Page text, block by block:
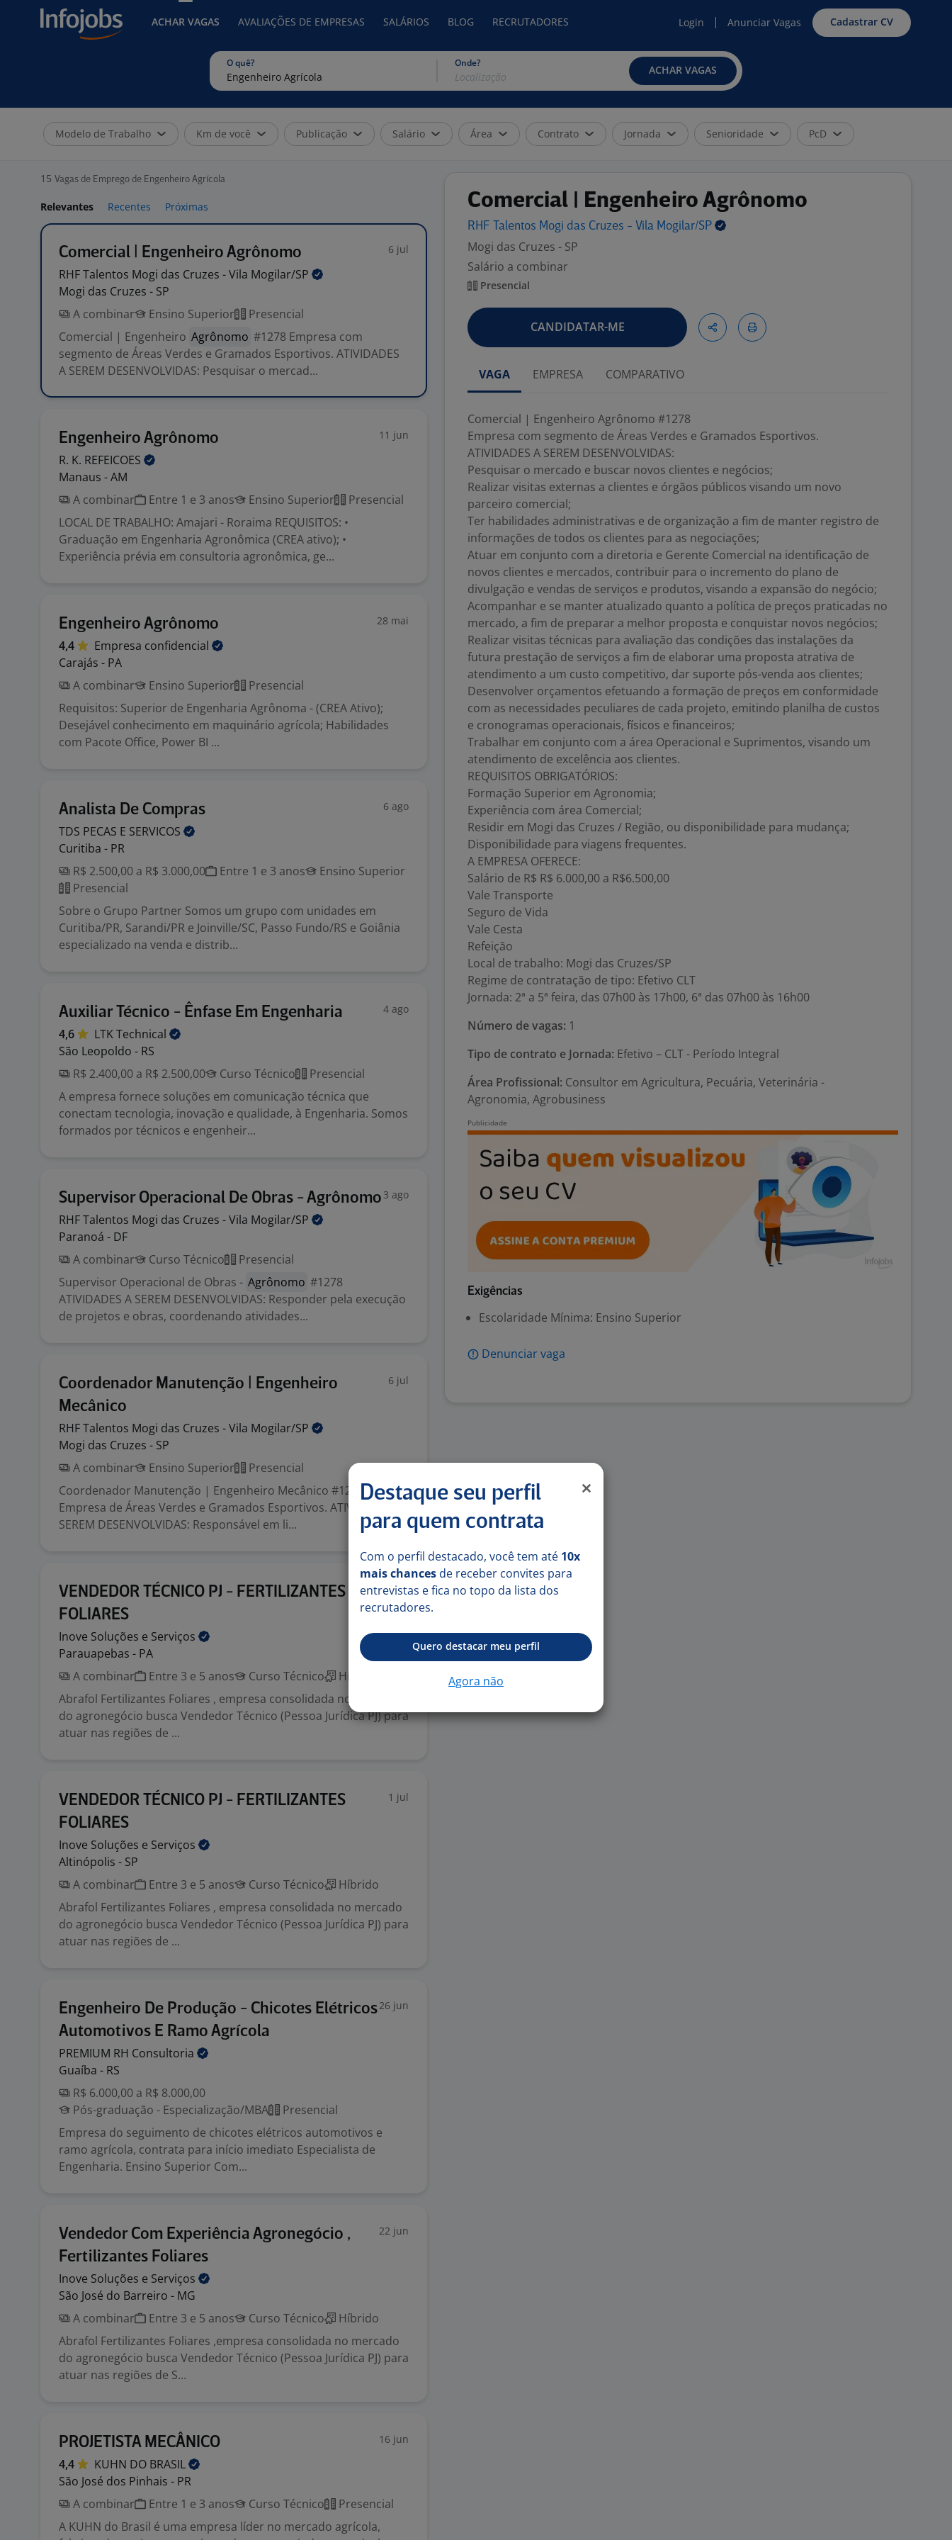
ACHAR VAGAS AVALIAÇÕES DE EMPRESAS SALÁRIOS BLOG RECRUTADORES Login Anunciar Vagas Cadastrar CV
O quê? Onde?
ACHAR VAGAS
Modelo de Trabalho Km de você Publicação Salário Área Contrato Jornada Senioridade PcD
15 Vagas de Emprego de Engenheiro Agrícola
Relevantes Recentes Próximas
Comercial | Engenheiro Agrônomo 6 jul
RHF Talentos Mogi das Cruzes - Vila Mogilar/SP
Mogi das Cruzes - SP
A combinar
Ensino Superior
Presencial
Comercial | Engenheiro Agrônomo #1278 Empresa com
segmento de Áreas Verdes e Gramados Esportivos. ATIVIDADES
A SEREM DESENVOLVIDAS: Pesquisar o mercad...
Engenheiro Agrônomo 11 jun
R. K. REFEICOES
Manaus - AM
A combinar
Entre 1 e 3 anos Ensino Superior
Presencial
LOCAL DE TRABALHO: Amajari - Roraima REQUISITOS: •
Graduação em Engenharia Agronômica (CREA ativo); •
Experiência prévia em consultoria agronômica, ge...
Engenheiro Agrônomo 28 mai
4,4 Empresa confidencial
Carajás - PA
A combinar
Ensino Superior
Presencial
Requisitos: Superior de Engenharia Agrônoma - (CREA Ativo);
Desejável conhecimento em maquinário agrícola; Habilidades
com Pacote Office, Power BI ...
Analista De Compras 6 ago
TDS PECAS E SERVICOS
Curitiba - PR
R$ 2.500,00 a R$ 3.000,00
Entre 1 e 3 anos
Ensino Superior
Presencial
Sobre o Grupo Partner Somos um grupo com unidades em
Curitiba/PR, Sarandi/PR e Joinville/SC, Passo Fundo/RS e Goiânia
especializado na venda e distrib...
Auxiliar Técnico - Ênfase Em Engenharia 4 ago
4,6 LTKTechnical
São Leopoldo - RS
R$ 2.400,00 a R$ 2.500,00
Curso Técnico
Presencial
A empresa fornece soluções em comunicação técnica que
conectam tecnologia, inovação e qualidade, à Engenharia. Somos
formados por técnicos e engenheir...
Supervisor Operacional De Obras - Agrônomo 3 ago
RHF Talentos Mogi das Cruzes - Vila Mogilar/SP
Paranoá - DF
A combinar
Curso Técnico
Presencial
Supervisor Operacional de Obras - Agrônomo #1278
ATIVIDADES A SEREM DESENVOLVIDAS: Responder pela execução
de projetos e obras, coordenando atividades...
Coordenador Manutenção | Engenheiro
Mecânico
6 jul
RHF Talentos Mogi das Cruzes - Vila Mogilar/SP
Mogi das Cruzes - SP
A combinar
Ensino Superior
Presencial
Coordenador Manutenção | Engenheiro Mecânico #1278
Empresa de Áreas Verdes e Gramados Esportivos. ATIVIDADES A
SEREM DESENVOLVIDAS: Responsável em li...
VENDEDOR TÉCNICO PJ - FERTILIZANTES
FOLIARES
1 jul
Inove Soluções e Serviços
Parauapebas - PA
A combinar
Entre 3 e 5 anos Curso Técnico
Híbrido
Abrafol Fertilizantes Foliares , empresa consolidada no mercado
do agronegócio busca Vendedor Técnico (Pessoa Jurídica PJ) para
atuar nas regiões de ...
VENDEDOR TÉCNICO PJ - FERTILIZANTES
FOLIARES
1 jul
Inove Soluções e Serviços
Altinópolis - SP
A combinar
Entre 3 e 5 anos Curso Técnico
Híbrido
Abrafol Fertilizantes Foliares , empresa consolidada no mercado
do agronegócio busca Vendedor Técnico (Pessoa Jurídica PJ) para
atuar nas regiões de ...
Engenheiro De Produção - Chicotes Elétricos
Automotivos E Ramo Agrícola
26 jun
PREMIUM RH Consultoria
Guaíba - RS
R$ 6.000,00 a R$ 8.000,00
Pós-graduação - Especialização/MBA
Presencial
Empresa do seguimento de chicotes elétricos automotivos e
ramo agrícola, contrata para início imediato Especialista de
Engenharia. Ensino Superior Com...
Vendedor Com Experiência Agronegócio ,
Fertilizantes Foliares
22 jun
Inove Soluções e Serviços
São José do Barreiro - MG
A combinar
Entre 3 e 5 anos Curso Técnico
Híbrido
Abrafol Fertilizantes Foliares ,empresa consolidada no mercado
do agronegócio busca Vendedor Técnico (Pessoa Jurídica PJ) para
atuar nas regiões de S...
PROJETISTA MECÂNICO 16 jun
4,4 KUHN DO BRASIL
São José dos Pinhais - PR
A combinar
Entre 1 e 3 anos Curso Técnico
Presencial
A KUHN do Brasil é uma empresa líder no mercado agrícola,
Comercial | Engenheiro Agrônomo
RHF Talentos Mogi das Cruzes - Vila Mogilar/SP
Mogi das Cruzes - SP
Salário a combinar
Presencial
CANDIDATAR-ME
VAGA EMPRESA COMPARATIVO
Comercial | Engenheiro Agrônomo #1278
Empresa com segmento de Áreas Verdes e Gramados Esportivos.
ATIVIDADES A SEREM DESENVOLVIDAS:
Pesquisar o mercado e buscar novos clientes e negócios;
Realizar visitas externas a clientes e órgãos públicos visando um novo
parceiro comercial;
Ter habilidades administrativas e de organização a fim de manter registro de
informações de todos os clientes para as negociações;
Atuar em conjunto com a diretoria e Gerente Comercial na identificação de
novos clientes e mercados, contribuir para o incremento do plano de
divulgação e vendas de serviços e produtos, visando a expansão do negócio;
Acompanhar e se manter atualizado quanto a política de preços praticadas no
mercado, a fim de preparar a melhor proposta e conquistar novos negócios;
Realizar visitas técnicas para avaliação das condições das instalações da
futura prestação de serviços a fim de elaborar uma proposta atrativa de
atendimento a um custo competitivo, dar suporte pós-venda aos clientes;
Desenvolver orçamentos efetuando a formação de preços em conformidade
com as necessidades peculiares de cada projeto, emitindo planilha de custos
e cronogramas operacionais, físicos e financeiros;
Trabalhar em conjunto com a área Operacional e Suprimentos, visando um
atendimento de excelência aos clientes.
REQUISITOS OBRIGATÓRIOS:
Formação Superior em Agronomia;
Experiência com área Comercial;
Residir em Mogi das Cruzes / Região, ou disponibilidade para mudança;
Disponibilidade para viagens frequentes.
A EMPRESA OFERECE:
Salário de R$ R$ 6.000,00 a R$6.500,00
Vale Transporte
Seguro de Vida
Vale Cesta
Refeição
Local de trabalho: Mogi das Cruzes/SP
Regime de contratação de tipo: Efetivo CLT
Jornada: 2ª a 5ª feira, das 07h00 às 17h00, 6ª das 07h00 às 16h00
Número de vagas: 1
Tipo de contrato e Jornada: Efetivo – CLT - Período Integral
Área Profissional: Consultor em Agricultura, Pecuária, Veterinária -
Agronomia, Agrobusiness
Exigências
Escolaridade Mínima: Ensino Superior
Denunciar vaga
Destaque seu perfil
para quem contrata
Com o perfil destacado, você tem até 10x
mais chances de receber convites para
entrevistas e fica no topo da lista dos
recrutadores.
Quero destacar meu perfil
Agora não